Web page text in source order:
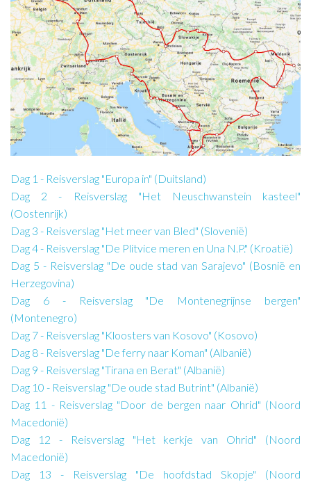
Dag 1 - Reisverslag "Europa in" (Duitsland)
Dag 2 - Reisverslag "Het Neuschwanstein kasteel"
(Oostenrijk)
Dag 3 - Reisverslag "Het meer van Bled" (Slovenië)
Dag 4 - Reisverslag "De Plitvice meren en Una N.P." (Kroatië)
Dag 5 - Reisverslag "De oude stad van Sarajevo" (Bosnië en
Herzegovina)
Dag 6 - Reisverslag "De Montenegrijnse bergen"
(Montenegro)
Dag 7 - Reisverslag "Kloosters van Kosovo" (Kosovo)
Dag 8 - Reisverslag "De ferry naar Koman" (Albanië)
Dag 9 - Reisverslag "Tirana en Berat" (Albanië)
Dag 10 - Reisverslag "De oude stad Butrint" (Albanië)
Dag 11 - Reisverslag "Door de bergen naar Ohrid" (Noord
Macedonië)
Dag 12 - Reisverslag "Het kerkje van Ohrid" (Noord
Macedonië)
Dag 13 - Reisverslag "De hoofdstad Skopje" (Noord